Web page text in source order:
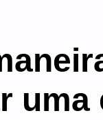
uma